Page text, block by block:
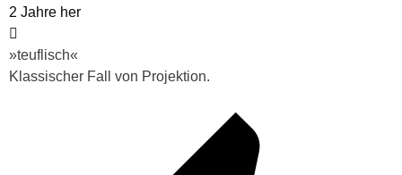
2 Jahre her
»teuflisch«
Klassischer Fall von Projektion.